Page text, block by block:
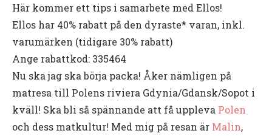
Här kommer ett tips i samarbete med Ellos!
Ellos har 40% rabatt på den dyraste* varan, inkl.
varumärken (tidigare 30% rabatt)
Ange rabattkod: 335464
Nu ska jag ska börja packa! Åker nämligen på
matresa till Polens riviera Gdynia/Gdansk/Sopot i
kväll! Ska bli så spännande att få uppleva Polen
och dess matkultur! Med mig på resan är Malin,